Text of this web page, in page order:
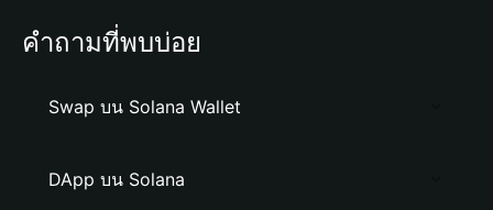
คำถามที่พบบ่อย
Swap บน Solana Wallet
DApp บน Solana